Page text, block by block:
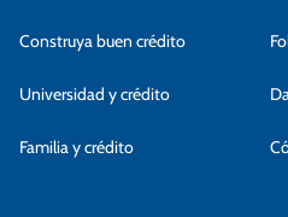
Construya buen crédito
Universidad y crédito
Familia y crédito